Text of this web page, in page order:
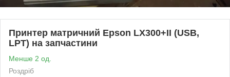
Принтер матричний Epson LX300+II (USB,
LPT) на запчастини
Менше 2 од.
Роздріб